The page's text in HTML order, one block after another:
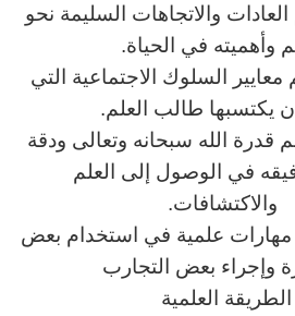
والاتجاهات السليمة نحو
وأهميته في الحياة.
السلوك الاجتماعية التي
يكتسبها طالب العلم.
قدرة الله سبحانه وتعالى ودقة
في الوصول إلى العلم
والاكتشافات.
مهارات علمية في استخدام بعض
وإجراء بعض التجارب
الطريقة العلمية